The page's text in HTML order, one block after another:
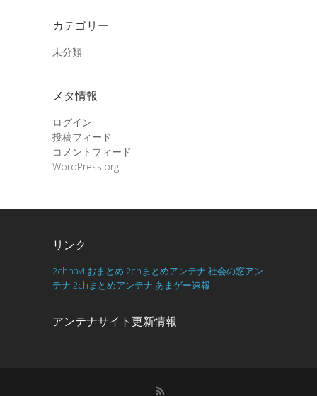
カテゴリー
未分類
メタ情報
ログイン
投稿フィード
コメントフィード
WordPress.org
リンク
2chnavi おまとめ 2chまとめアンテナ 社会の窓アン
テナ 2chまとめアンテナ あまゲー速報
アンテナサイト更新情報